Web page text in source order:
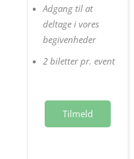
Adgang til at
deltage i vores
begivenheder
2 biletter pr. event
Tilmeld